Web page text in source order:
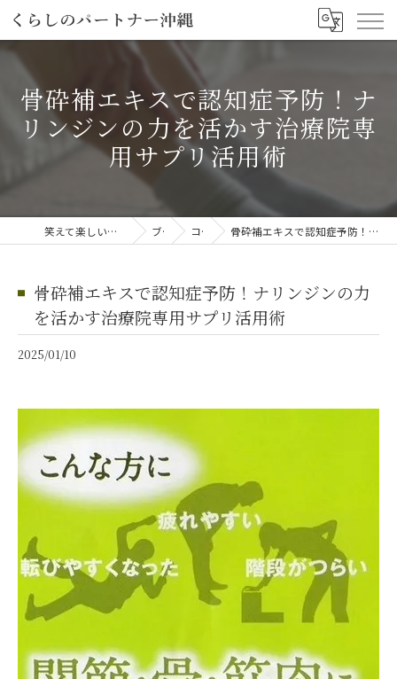
骨砕補エキスで認知症予防！ナ
リンジンの力を活かす治療院専
用サプリ活用術
笑えて楽しい「笑える介護予防体操教室」 ブログ コラム 骨砕補エキスで認知症予防！ナリンジンの力を活かす治療院専用サプリ活用術
骨砕補エキスで認知症予防！ナリンジンの力
を活かす治療院専用サプリ活用術
2025/01/10